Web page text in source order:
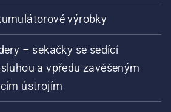
výrobky
– sekačky se sedící
a vpředu zavěšeným
ústrojím